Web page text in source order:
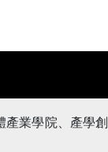
產業學院、產學創